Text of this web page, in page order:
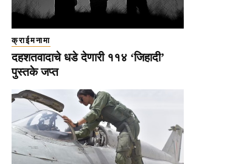
क्राईमनामा
दहशतवादाचे धडे देणारी ११४ ‘जिहादी’
पुस्तके जप्त